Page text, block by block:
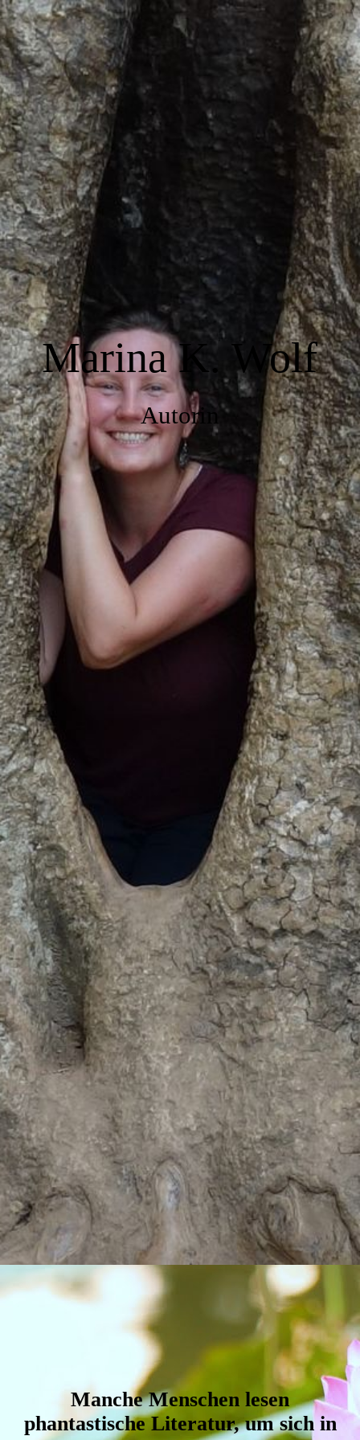
Marina K. Wolf
Autorin
Manche Menschen lesen
phantastische Literatur, um sich in
Marina Wolf Autorin
Über Mich
Bücher & Projekte
Kontakt
Impressum & Urheberrecht